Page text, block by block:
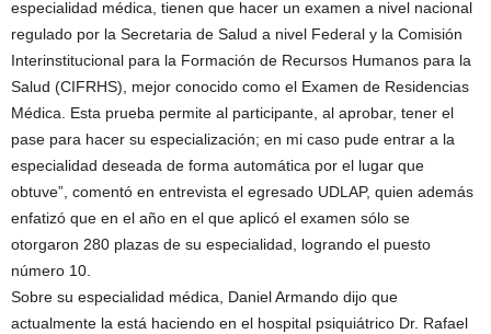
especialidad médica, tienen que hacer un examen a nivel nacional
regulado por la Secretaria de Salud a nivel Federal y la Comisión
Interinstitucional para la Formación de Recursos Humanos para la
Salud (CIFRHS), mejor conocido como el Examen de Residencias
Médica. Esta prueba permite al participante, al aprobar, tener el
pase para hacer su especialización; en mi caso pude entrar a la
especialidad deseada de forma automática por el lugar que
obtuve”, comentó en entrevista el egresado UDLAP, quien además
enfatizó que en el año en el que aplicó el examen sólo se
otorgaron 280 plazas de su especialidad, logrando el puesto
número 10.
Sobre su especialidad médica, Daniel Armando dijo que
actualmente la está haciendo en el hospital psiquiátrico Dr. Rafael